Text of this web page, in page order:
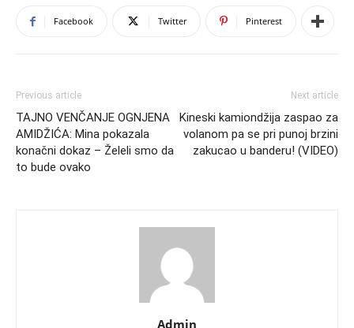
Facebook Twitter Pinterest
Previous article
TAJNO VENČANJE OGNJENA
AMIDŽIĆA: Mina pokazala
konačni dokaz – Želeli smo da
to bude ovako
Next article
Kineski kamiondžija zaspao za
volanom pa se pri punoj brzini
zakucao u banderu! (VIDEO)
Admin